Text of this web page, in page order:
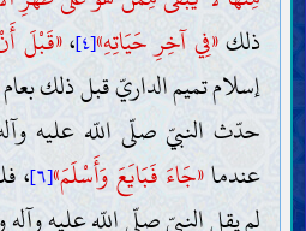
ذلك«فِي آخِرِ حَيَاتِهِ»[٤] ،«قَبْلَ
إسلام تميم الداريّ قبل ذلك
حدّث النبيّ صلّى اللّه عليه
عندما«جَاءَ فَبَايَعَ وَأَسْلَمَ»[٦] ،
لم يقل النبيّ صلّى اللّه عليه